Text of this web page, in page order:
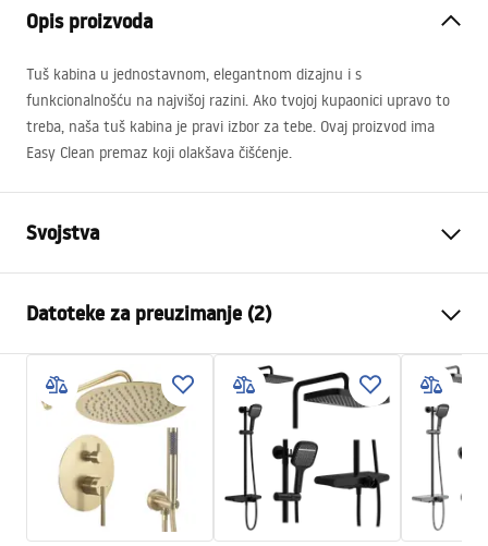
Opis proizvoda
Tuš kabina u jednostavnom, elegantnom dizajnu i s
funkcionalnošću na najvišoj razini. Ako tvojoj kupaonici upravo to
treba, naša tuš kabina je pravi izbor za tebe. Ovaj proizvod ima
Easy Clean premaz koji olakšava čišćenje.
Svojstva
stijenka)
Boja
Brushed Gold
Tip kabine
Ugao
Boja stakla
Transparent 6mm
Način otvaranja
zakretni
Seria
Atlas
Na tuš kadi ili podu
Datoteke za preuzimanje (2)
Warunki bezpieczeństwa
WARUNKI BEZPIECZENSTWA KABINY DRZWI
PARAWANY.pdf
Instrukcja montażu
Instrukcja montażu kabiny Atlas.pdf